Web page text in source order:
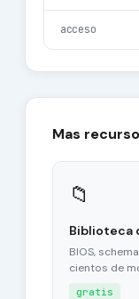
acceso
Mas
📁
Biblioteca
BIOS,
cientos de
gratis